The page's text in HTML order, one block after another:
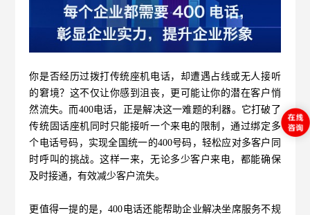
你是否经历过拨打传统座机电话，却遭遇占线或无人接听
的窘境？这不仅让你感到沮丧，更可能让你的潜在客户悄
然流失。而400电话，正是解决这一难题的利器。它打破了
传统固话座机同时只能接听一个来电的限制，通过绑定多
个电话号码，实现全国统一的400号码，轻松应对多客户同
时呼叫的挑战。这样一来，无论多少客户来电，都能确保
及时接通，有效减少客户流失。
更值得一提的是，400电话还能帮助企业解决坐席服务不规